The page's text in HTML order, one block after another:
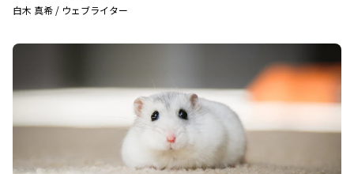
白木 真希 / ウェブライター